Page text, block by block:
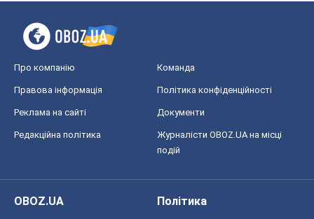
Про компанію Команда
Правова інформація Політика конфіденційності
Реклама на сайті Документи
Редакційна політика
Журналісти OBOZ.UA на місці
подій
OBOZ.UA
Політика